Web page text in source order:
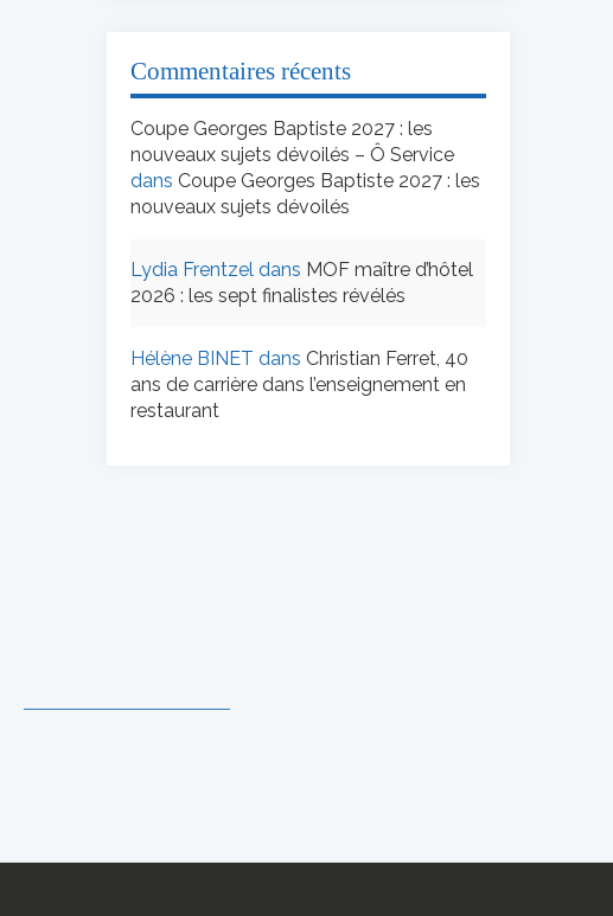
Commentaires récents
Coupe Georges Baptiste 2027 : les
nouveaux sujets dévoilés – Ô Service
dans Coupe Georges Baptiste 2027 : les
nouveaux sujets dévoilés
Lydia Frentzel dans MOF maître d’hôtel
2026 : les sept finalistes révélés
Hélène BINET dans Christian Ferret, 40
ans de carrière dans l’enseignement en
restaurant